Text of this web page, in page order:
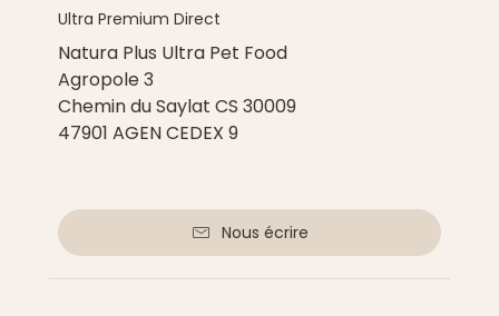
Ultra Premium Direct
Natura Plus Ultra Pet Food
Agropole 3
Chemin du Saylat CS 30009
47901 AGEN CEDEX 9
Nous écrire